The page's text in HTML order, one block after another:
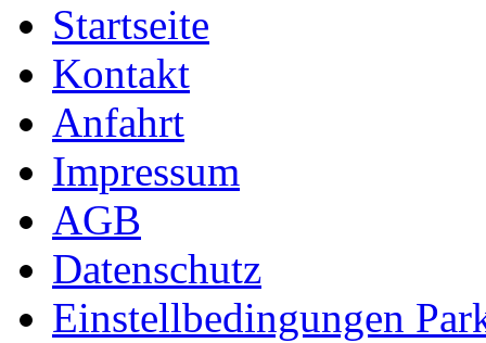
Startseite
Kontakt
Anfahrt
Impressum
AGB
Datenschutz
Einstellbedingungen